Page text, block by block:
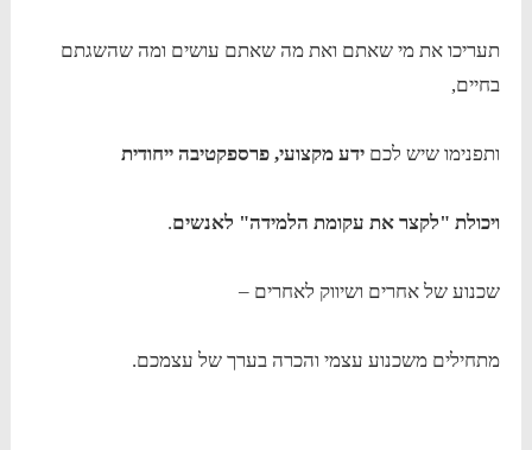
תעריכו את מי שאתם ואת מה שאתם עושים ומה שהשגתם
בחיים,
ותפנימו שיש לכם ידע מקצועי, פרספקטיבה ייחודית
ויכולת "לקצר את עקומת הלמידה" לאנשים.
שכנוע של אחרים ושיווק לאחרים –
מתחילים משכנוע עצמי והכרה בערך של עצמכם.